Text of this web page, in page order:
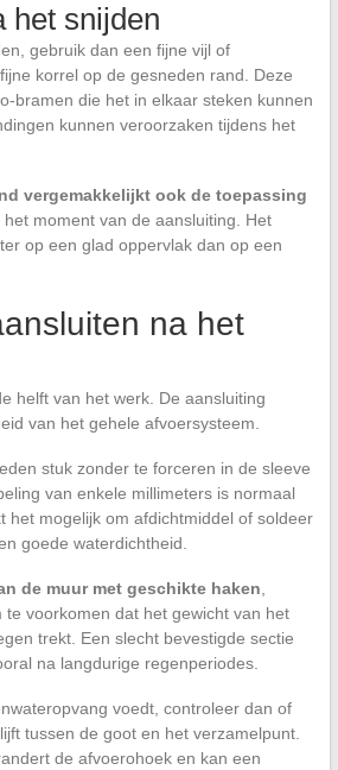
het snijden
gebruik dan een fijne vijl of
korrel op de gesneden rand. Deze
bramen die het in elkaar steken kunnen
kunnen veroorzaken tijdens het
vergemakkelijkt ook de toepassing
het moment van de aansluiting. Het
op een glad oppervlak dan op een
na het
helft van het werk. De aansluiting
van het gehele afvoersysteem.
stuk zonder te forceren in de sleeve
van enkele millimeters is normaal
het mogelijk om afdichtmiddel of soldeer
goede waterdichtheid.
de muur met geschikte haken,
te voorkomen dat het gewicht van het
trekt. Een slecht bevestigde sectie
na langdurige regenperiodes.
voedt, controleer dan of
tussen de goot en het verzamelpunt.
de afvoerohoek en kan een